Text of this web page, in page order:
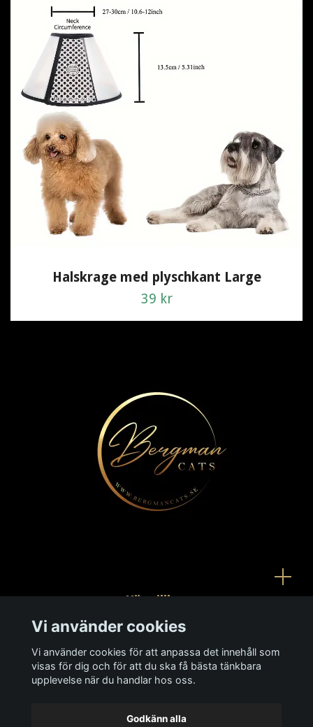
Halskrage med plyschkant Large
39 kr
Köpvillkor
Kontakt
Ångra köp
Vi använder cookies
Vi använder cookies för att anpassa det innehåll som
visas för dig och för att du ska få bästa tänkbara
upplevelse när du handlar hos oss.
Godkänn alla